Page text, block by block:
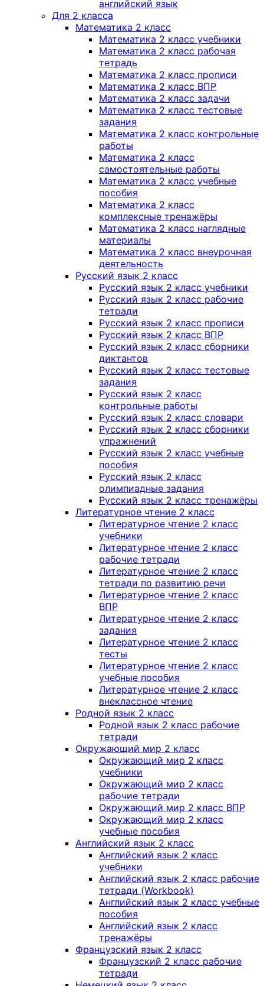
английский язык
Для 2 класса
Математика 2 класс
Математика 2 класс учебники
Математика 2 класс рабочая
тетрадь
Математика 2 класс прописи
Математика 2 класс ВПР
Математика 2 класс задачи
Математика 2 класс тестовые
задания
Математика 2 класс контрольные
работы
Математика 2 класс
самостоятельные работы
Математика 2 класс учебные
пособия
Математика 2 класс
комплексные тренажёры
Математика 2 класс наглядные
материалы
Математика 2 класс внеурочная
деятельность
Русский язык 2 класс
Русский язык 2 класс учебники
Русский язык 2 класс рабочие
тетради
Русский язык 2 класс прописи
Русский язык 2 класс ВПР
Русский язык 2 класс сборники
диктантов
Русский язык 2 класс тестовые
задания
Русский язык 2 класс
контрольные работы
Русский язык 2 класс словари
Русский язык 2 класс сборники
упражнений
Русский язык 2 класс учебные
пособия
Русский язык 2 класс
олимпиадные задания
Русский язык 2 класс тренажёры
Литературное чтение 2 класс
Литературное чтение 2 класс
учебники
Литературное чтение 2 класс
рабочие тетради
Литературное чтение 2 класс
тетради по развитию речи
Литературное чтение 2 класс
ВПР
Литературное чтение 2 класс
задания
Литературное чтение 2 класс
тесты
Литературное чтение 2 класс
учебные пособия
Литературное чтение 2 класс
внеклассное чтение
Родной язык 2 класс
Родной язык 2 класс рабочие
тетради
Окружающий мир 2 класс
Окружающий мир 2 класс
учебники
Окружающий мир 2 класс
рабочие тетради
Окружающий мир 2 класс ВПР
Окружающий мир 2 класс
учебные пособия
Английский язык 2 класс
Английский язык 2 класс
учебники
Английский язык 2 класс рабочие
тетради (Workbook)
Английский язык 2 класс учебные
пособия
Английский язык 2 класс
тренажёры
Французский язык 2 класс
Французский 2 класс рабочие
тетради